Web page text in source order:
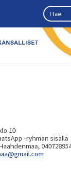
10
-ryhmän sisällä